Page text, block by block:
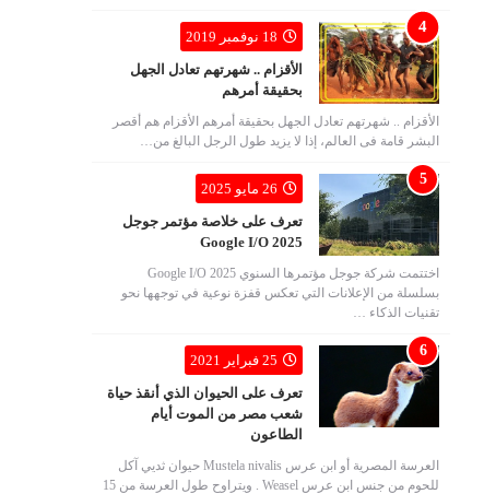
18 نوفمبر 2019
الأقزام .. شهرتهم تعادل الجهل
بحقيقة أمرهم
الأقزام .. شهرتهم تعادل الجهل بحقيقة أمرهم الأقزام هم أقصر
البشر قامة فى العالم، إذا لا يزيد طول الرجل البالغ من…
26 مايو 2025
تعرف على خلاصة مؤتمر جوجل
Google I/O 2025
اختتمت شركة جوجل مؤتمرها السنوي Google I/O 2025
بسلسلة من الإعلانات التي تعكس قفزة نوعية في توجهها نحو
تقنيات الذكاء …
25 فبراير 2021
تعرف على الحيوان الذي أنقذ حياة
شعب مصر من الموت أيام
الطاعون
العرسة المصرية أو ابن عرس Mustela nivalis حيوان ثديي آكل
للحوم من جنس ابن عرس Weasel . ويتراوح طول العرسة من 15